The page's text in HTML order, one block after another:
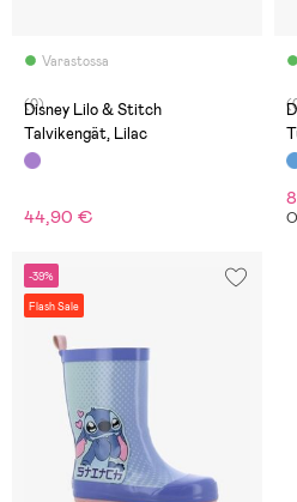
Varastossa
(0)
Disney Lilo & Stitch
Talvikengät, Lilac
44,90 €
-39%
Flash Sale